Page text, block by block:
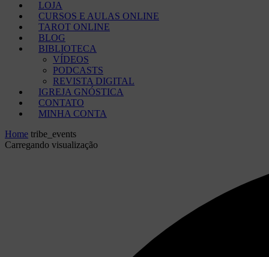
LOJA
CURSOS E AULAS ONLINE
TAROT ONLINE
BLOG
BIBLIOTECA
VÍDEOS
PODCASTS
REVISTA DIGITAL
IGREJA GNÓSTICA
CONTATO
MINHA CONTA
Home tribe_events
Carregando visualização